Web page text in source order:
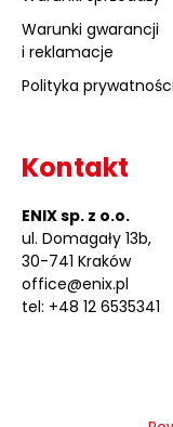
Warunki gwarancji
i reklamacje
Polityka prywatności
Kontakt
ENIX sp. z o.o.
ul. Domagały 13b,
30-741 Kraków
office@enix.pl
tel: +48 12 6535341